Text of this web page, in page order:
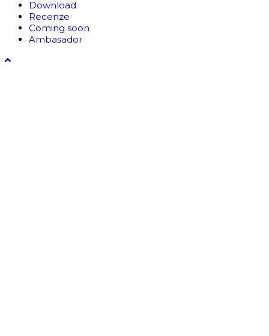
Download
Recenze
Coming soon
Ambasador